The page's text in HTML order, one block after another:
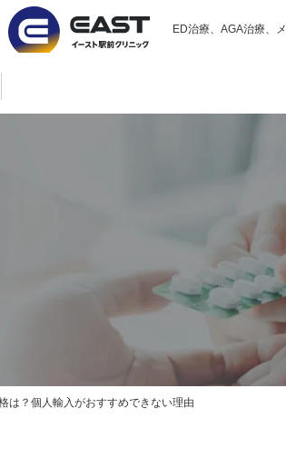
ED治療、AGA治療、
は？個人輸入がおすすめできない理由